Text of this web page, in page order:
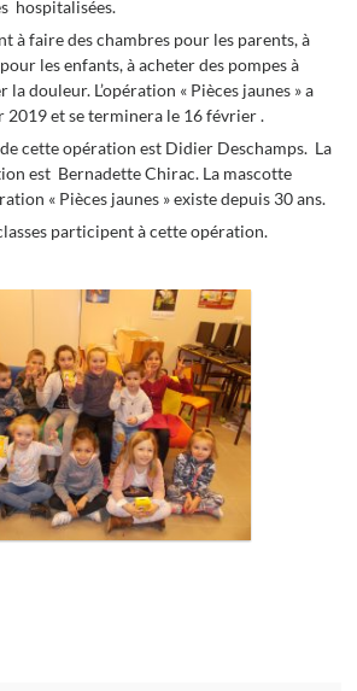
hospitalisées.
à faire des chambres pour les parents, à
les enfants, à acheter des pompes à
douleur. L’opération « Pièces jaunes » a
2019 et se terminera le 16 février .
cette opération est Didier Deschamps. La
est Bernadette Chirac. La mascotte
« Pièces jaunes » existe depuis 30 ans.
participent à cette opération.